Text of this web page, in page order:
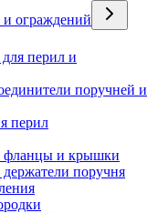
ограждений
перил и
поручней и
перил
фланцы и крышки
поручня